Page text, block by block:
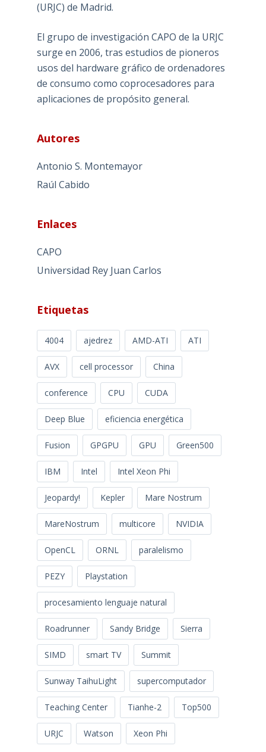
(URJC) de Madrid.
El grupo de investigación CAPO de la URJC
surge en 2006, tras estudios de pioneros
usos del hardware gráfico de ordenadores
de consumo como coprocesadores para
aplicaciones de propósito general.
Autores
Antonio S. Montemayor
Raúl Cabido
Enlaces
CAPO
Universidad Rey Juan Carlos
Etiquetas
4004 ajedrez AMD-ATI ATI
AVX cell processor China
conference CPU CUDA
Deep Blue eficiencia energética
Fusion GPGPU GPU Green500
IBM Intel Intel Xeon Phi
Jeopardy! Kepler Mare Nostrum
MareNostrum multicore NVIDIA
OpenCL ORNL paralelismo
PEZY Playstation
procesamiento lenguaje natural
Roadrunner Sandy Bridge Sierra
SIMD smart TV Summit
Sunway TaihuLight supercomputador
Teaching Center Tianhe-2 Top500
URJC Watson Xeon Phi